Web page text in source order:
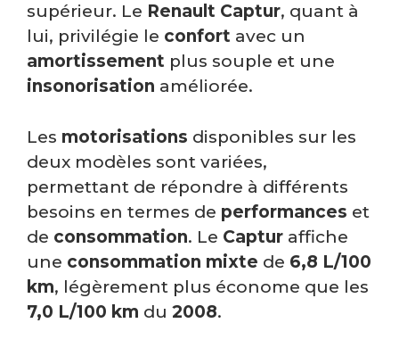
supérieur. Le Renault Captur, quant à
lui, privilégie le confort avec un
amortissement plus souple et une
insonorisation améliorée.
Les motorisations disponibles sur les
deux modèles sont variées,
permettant de répondre à différents
besoins en termes de performances et
de consommation. Le Captur affiche
une consommation mixte de 6,8 L/100
km, légèrement plus économe que les
7,0 L/100 km du 2008.